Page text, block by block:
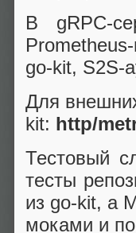
В gRPC-
go-kit, S2S-
Для
kit: http/
Тестовый
тесты
из go-kit, а
моками и